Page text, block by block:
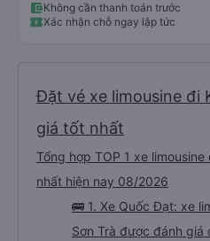
Không cần thanh toán trước
Xác nhận chỗ ngay lập tức
Đặt vé xe limousine đi
giá tốt nhất
Tổng hợp TOP 1 xe
nhất hiện nay 08/2026
🚌 1. Xe Quốc Đạt: xe
Sơn Trà được đánh giá